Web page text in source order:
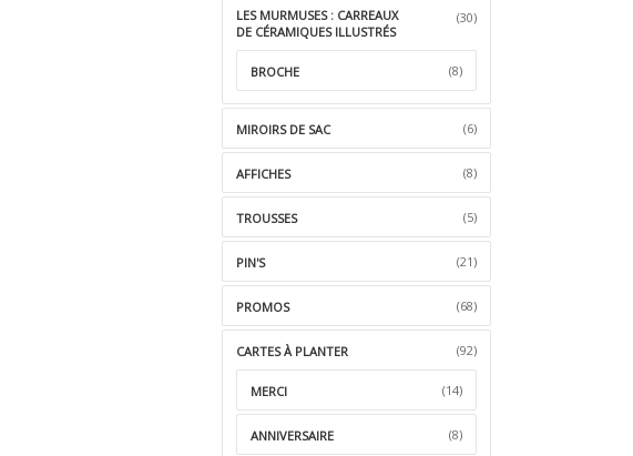
LES MURMUSES : CARREAUX
DE CÉRAMIQUES ILLUSTRÉS
(30)
BROCHE (8)
MIROIRS DE SAC (6)
AFFICHES (8)
TROUSSES (5)
PIN'S (21)
PROMOS (68)
CARTES À PLANTER (92)
MERCI (14)
ANNIVERSAIRE (8)